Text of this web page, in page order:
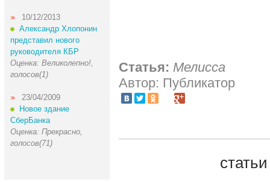
10/12/2013
Александр Хлопонин
представил нового
руководителя КБР
Оценка: Великолепно!,
голосов(1)
23/04/2009
Новое здание
СберБанка
Оценка: Прекрасно,
голосов(71)
Статья: Мелисса
Автор: Публикатор